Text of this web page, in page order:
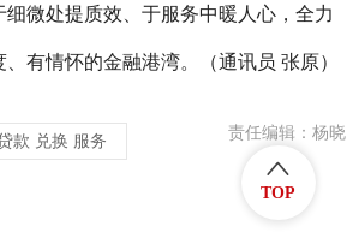
微处提质效、于服务中暖人心，全力
、有情怀的金融港湾。（通讯员 张原）
款 兑换 服务 责任编辑：杨晓
TOP